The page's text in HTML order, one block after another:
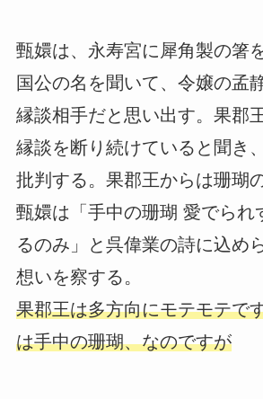
甄嬛は、永寿宮に犀角製の箸
国公の名を聞いて、令嬢の孟
縁談相手だと思い出す。果郡
縁談を断り続けていると聞き
批判する。果郡王からは珊瑚
甄嬛は「手中の珊瑚 愛でられ
るのみ」と呉偉業の詩に込め
想いを察する。
果郡王は多方向にモテモテで
は手中の珊瑚、なのですが